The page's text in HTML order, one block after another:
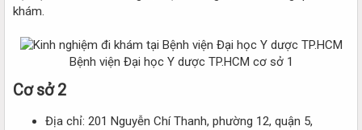
khám.
Bệnh viện Đại học Y dược TP.HCM cơ sở 1​
Cơ sở 2​
Địa chỉ: 201 Nguyễn Chí Thanh, phường 12, quận 5,